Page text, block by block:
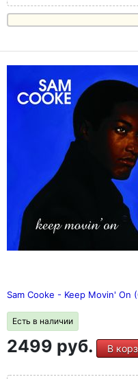
Sam Cooke - Keep Movin' On
Есть в наличии
2499 руб. В